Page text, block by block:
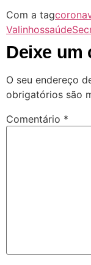
Com a tag
Valinhossaúde
Deixe um
O seu endereço
obrigatórios são
Comentário *